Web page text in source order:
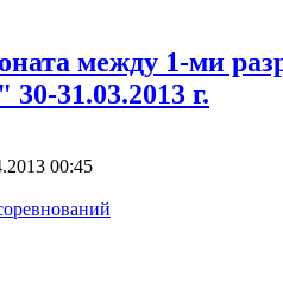
между 1-ми
31.03.2013 г.
00:45